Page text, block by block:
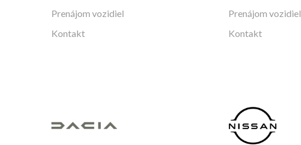
Prenájom vozidiel
Kontakt
Prenájom vozidiel
Kontakt